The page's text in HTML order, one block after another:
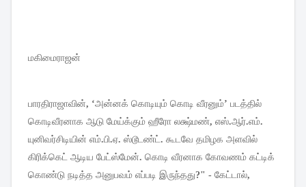
மகிமைராஜன்
பாரதிராஜாவின், ‘அன்னக் கொடியும் கொடி வீரனும்’ படத்தில்
கொடிவீரனாக ஆடு மேய்க்கும் ஹீரோ லக்ஷ்மண், எஸ்.ஆர்.எம்.
யுனிவர்சிடியின் எம்.பி.ஏ. ஸ்டூடண்ட். கூடவே தமிழக அளவில்
கிரிக்கெட் ஆடிய பேட்ஸ்மேன். கொடி வீரனாக கோவணம் கட்டிக்
கொண்டு நடித்த அனுபவம் எப்படி இருந்தது?" - கேட்டால்,